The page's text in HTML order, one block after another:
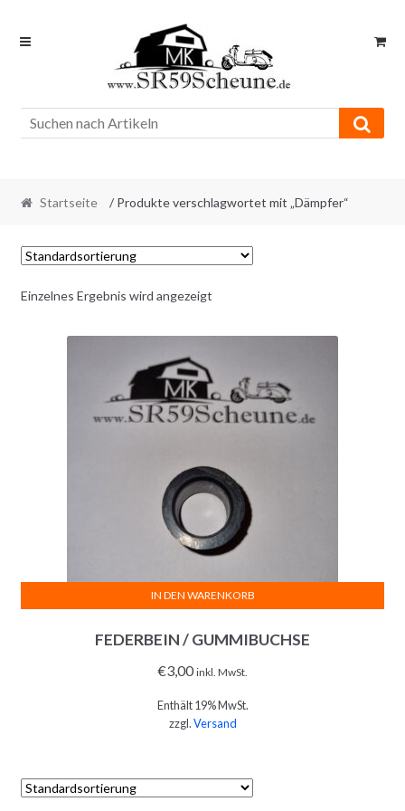
Skip
Skip
Startseite / Produkte verschlagwortet mit „Dämpfer“
Einzelnes Ergebnis wird angezeigt
FEDERBEIN / GUMMIBUCHSE
€3,00 inkl. MwSt.
Enthält 19% MwSt.
zzgl.Versand
IN DEN WARENKORB